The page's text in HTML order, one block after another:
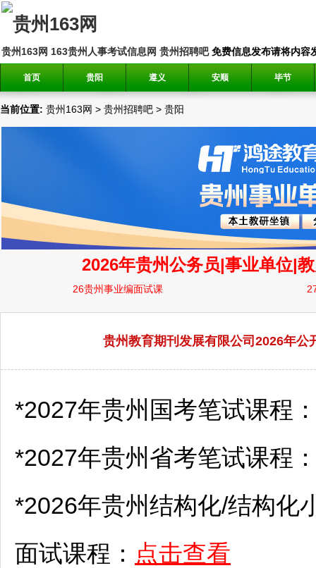
贵州163网 163贵州人事考试信息网 贵州招聘吧免费信息发布请将内容
首页 贵阳 遵义 安顺 毕节
当前位置: 贵州163网 > 贵州招聘吧 > 贵阳
贵州教育期刊发展有限公司2026年
*2027年贵州国考笔试课程
*2027年贵州省考笔试课程
*2026年贵州结构化/结构化
面试课程： 点击查看